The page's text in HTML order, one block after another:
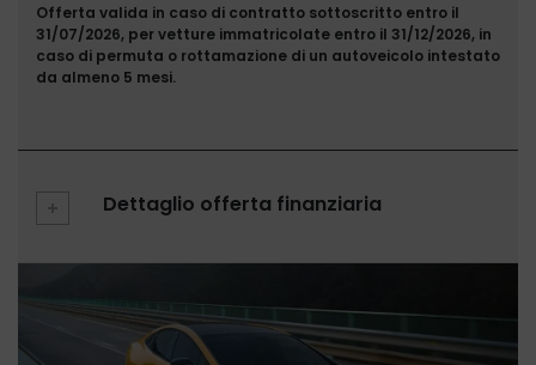
Offerta valida in caso di contratto sottoscritto entro il
31/07/2026, per vetture immatricolate entro il 31/12/2026, in
caso di permuta o rottamazione di un autoveicolo intestato
da almeno 5 mesi.
Dettaglio offerta finanziaria